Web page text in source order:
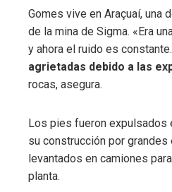
Gomes vive en Araçuaí, una
de la mina de Sigma. «Era
y ahora el ruido es constante.
agrietadas debido a las
rocas, asegura.
Los pies fueron expulsados
su construcción por grandes
levantados en camiones
planta.